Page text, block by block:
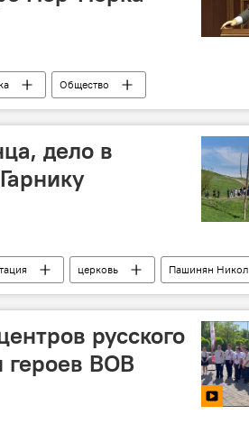
Общество
дело в
церковь Пашинян Никол
русского
героев ВОВ